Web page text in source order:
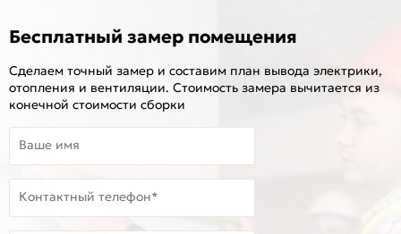
Бесплатный замер помещения
Сделаем точный замер и составим план вывода электрики,
отопления и вентиляции. Стоимость замера вычитается из
конечной стоимости сборки
Ваше имя
Контактный телефон*